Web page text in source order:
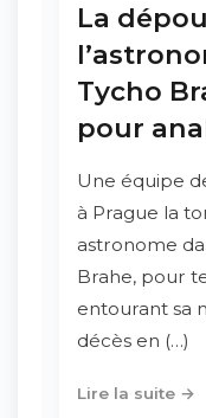
La
Tycho
pour
Une équipe
à Prague la
astronome
Brahe, pour
entourant sa
décès en (…)
Lire la suite →